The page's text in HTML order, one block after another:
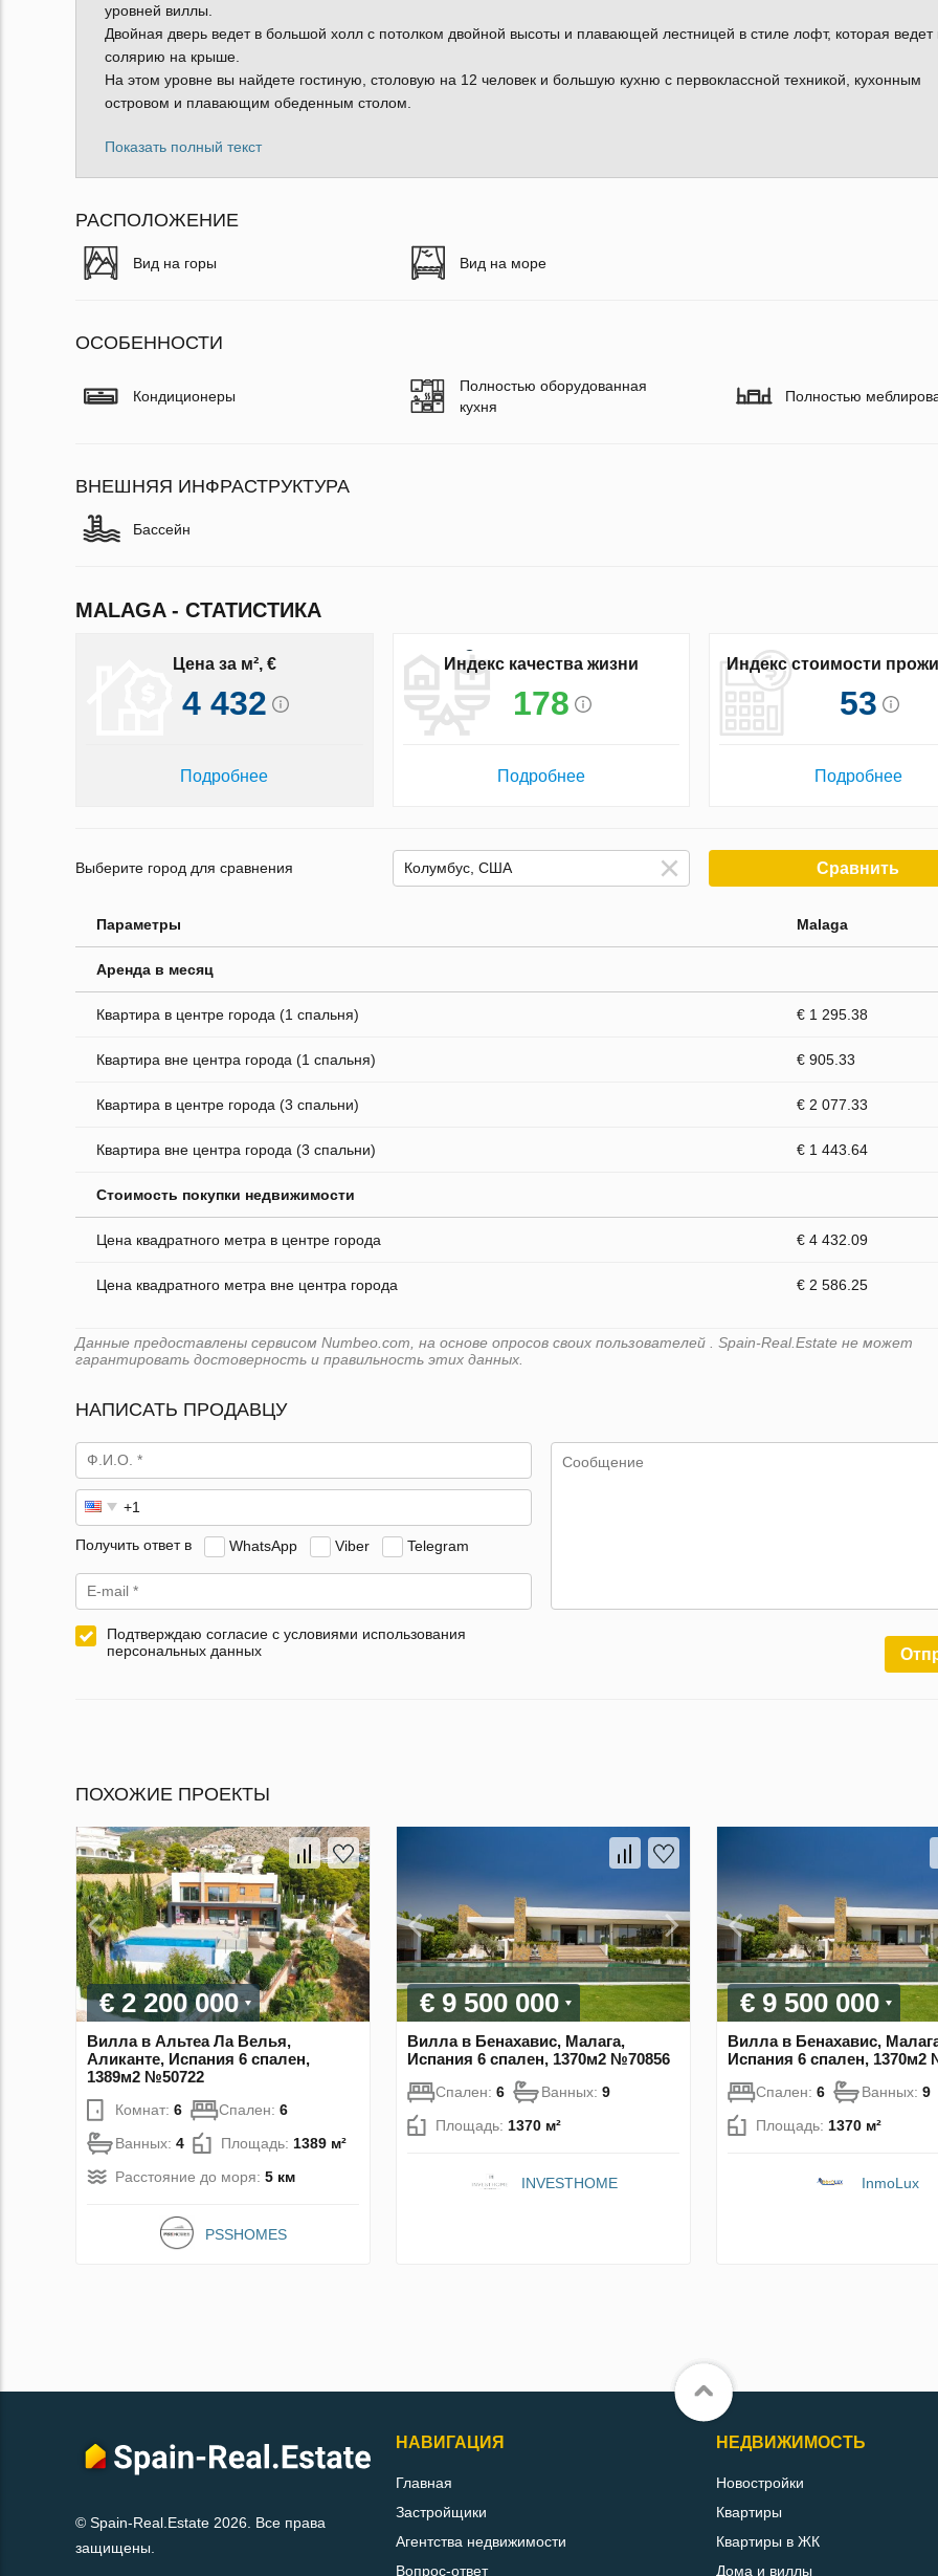
уровней виллы.
Двойная дверь ведет в большой холл с потолком двойной высоты и плавающей лестницей в стиле лофт, которая ведет
солярию на крыше.
На этом уровне вы найдете гостиную, столовую на 12 человек и большую кухню с первоклассной техникой, кухонным
островом и плавающим обеденным столом.
Показать полный текст
РАСПОЛОЖЕНИЕ
Вид на горы Вид на море
ОСОБЕННОСТИ
Кондиционеры
Полностью оборудованная
кухня
Полностью
ВНЕШНЯЯ ИНФРАСТРУКТУРА
Бассейн
MALAGA - СТАТИСТИКА
Цена за м², €
4 432
Подробнее
Индекс качества жизни
178
Подробнее
Индекс стоимости
53
Подробнее
Выберите город для сравнения Сравнить
Параметры Malaga
Аренда в месяц
Квартира в центре города (1 спальня) € 1 295.38
Квартира вне центра города (1 спальня) € 905.33
Квартира в центре города (3 спальни) € 2 077.33
Квартира вне центра города (3 спальни) € 1 443.64
Стоимость покупки недвижимости
Цена квадратного метра в центре города € 4 432.09
Цена квадратного метра вне центра города € 2 586.25
Данные предоставлены сервисом Numbeo.com, на основе опросов своих пользователей . Spain-Real.Estate не может
гарантировать достоверность и правильность этих данных.
НАПИСАТЬ ПРОДАВЦУ
Получить ответ в WhatsApp Viber Telegram
Подтверждаю согласие с условиями использования
персональных данных
ПОХОЖИЕ ПРОЕКТЫ
€ 2 200 000
Вилла в Альтеа Ла Велья,
Аликанте, Испания 6 спален,
1389м2 №50722
Комнат: 6 Спален: 6
Ванных: 4 Площадь: 1389 м²
Расстояние до моря: 5 км
PSSHOMES
€ 9 500 000
Вилла в Бенахавис, Малага,
Испания 6 спален, 1370м2 №70856
Спален: 6 Ванных: 9
Площадь: 1370 м²
INVESTHOME
€ 9 500 000
Вилла в Бенахавис,
Испания 6 спален, 1370м2
Спален: 6 Ванных: 9
Площадь: 1370 м²
InmoLux
© Spain-Real.Estate 2026. Все права
защищены.
НАВИГАЦИЯ
Главная
Застройщики
Агентства недвижимости
Вопрос-ответ
НЕДВИЖИМОСТЬ
Новостройки
Квартиры
Квартиры в ЖК
Дома и виллы